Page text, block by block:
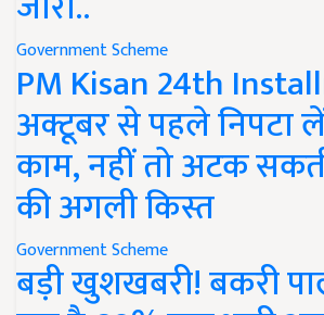
Government Scheme
PM Kisan 24th
अक्टूबर से पहले निपटा
काम, नहीं तो अटक
की अगली किस्त
Government Scheme
बड़ी खुशखबरी! बकरी